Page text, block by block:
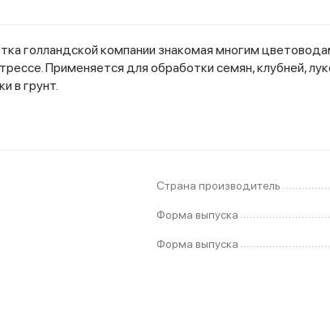
голландской компании знакомая многим
Применяется для обработки семян, клубней,
в грунт.
Страна производитель
Форма выпуска
Форма выпуска